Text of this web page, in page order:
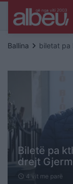
Ballina keyboard_arrow_right biletat pa
Biletë pa
drejt
schedule 4 vit me parë